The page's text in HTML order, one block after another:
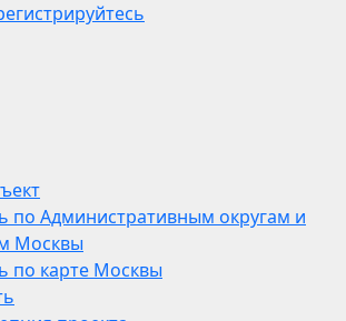
по Административным округам и
Москвы
по карте Москвы